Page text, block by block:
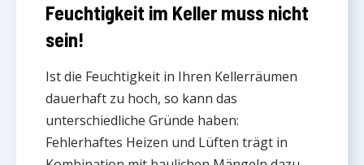
Feuchtigkeit im Keller muss nicht
sein!
Ist die Feuchtigkeit in Ihren Kellerräumen
dauerhaft zu hoch, so kann das
unterschiedliche Gründe haben:
Fehlerhaftes Heizen und Lüften trägt in